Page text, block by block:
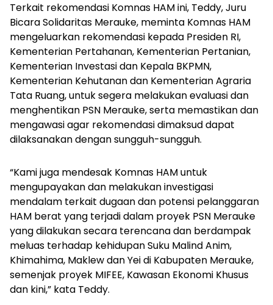
Terkait rekomendasi Komnas HAM ini, Teddy, Juru
Bicara Solidaritas Merauke, meminta Komnas HAM
mengeluarkan rekomendasi kepada Presiden RI,
Kementerian Pertahanan, Kementerian Pertanian,
Kementerian Investasi dan Kepala BKPMN,
Kementerian Kehutanan dan Kementerian Agraria
Tata Ruang, untuk segera melakukan evaluasi dan
menghentikan PSN Merauke, serta memastikan dan
mengawasi agar rekomendasi dimaksud dapat
dilaksanakan dengan sungguh-sungguh.
“Kami juga mendesak Komnas HAM untuk
mengupayakan dan melakukan investigasi
mendalam terkait dugaan dan potensi pelanggaran
HAM berat yang terjadi dalam proyek PSN Merauke
yang dilakukan secara terencana dan berdampak
meluas terhadap kehidupan Suku Malind Anim,
Khimahima, Maklew dan Yei di Kabupaten Merauke,
semenjak proyek MIFEE, Kawasan Ekonomi Khusus
dan kini,” kata Teddy.